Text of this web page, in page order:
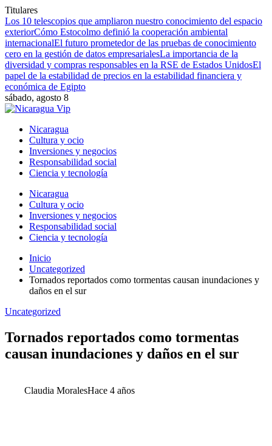
Titulares
Los 10 telescopios que ampliaron nuestro conocimiento del espacio
exteriorCómo Estocolmo definió la cooperación ambiental
internacionalEl futuro prometedor de las pruebas de conocimiento
cero en la gestión de datos empresarialesLa importancia de la
diversidad y compras responsables en la RSE de Estados UnidosEl
papel de la estabilidad de precios en la estabilidad financiera y
económica de Egipto
sábado, agosto 8
Nicaragua
Cultura y ocio
Inversiones y negocios
Responsabilidad social
Ciencia y tecnología
Nicaragua
Cultura y ocio
Inversiones y negocios
Responsabilidad social
Ciencia y tecnología
Inicio
Uncategorized
Tornados reportados como tormentas causan inundaciones y
daños en el sur
Uncategorized
Tornados reportados como tormentas
causan inundaciones y daños en el sur
Claudia MoralesHace 4 años